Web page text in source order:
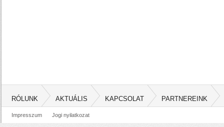
RÓLUNK AKTUÁLIS KAPCSOLAT PARTNEREINK
Impresszum Jogi nyilatkozat